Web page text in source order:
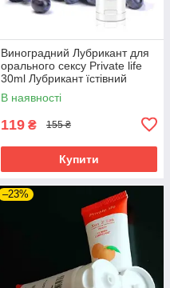
Виноградний Лубрикант для
орального сексу Private life
30ml Лубрикант їстівний
В наявності
119 ₴ 155 ₴
Купити
–23%